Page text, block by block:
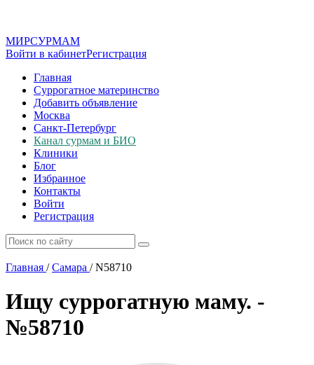
МИРСУРМАМ
Войти в кабинетРегистрация
Главная
Суррогатное материнство
Добавить объявление
Москва
Санкт-Петербург
Канал сурмам и БИО
Клиники
Блог
Избранное
Контакты
Войти
Регистрация
Главная / Самара /N58710
Ищу суррогатную маму. -
№58710